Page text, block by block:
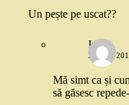
Un pește pe uscat??
Irina
26 MAI
Mă simt ca și
să găsesc